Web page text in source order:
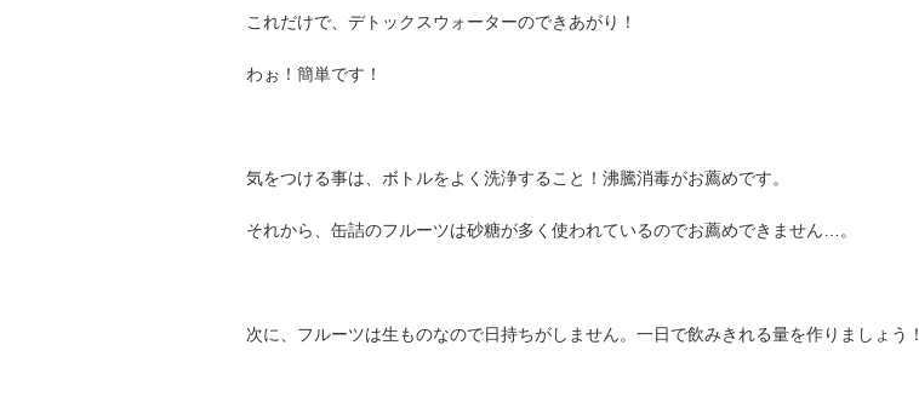
これだけで、デトックスウォーターのできあがり！
わぉ！簡単です！
気をつける事は、ボトルをよく洗浄すること！沸騰消毒がお薦めです。
それから、缶詰のフルーツは砂糖が多く使われているのでお薦めできません…。
次に、フルーツは生ものなので日持ちがしません。一日で飲みきれる量を作りましょう！